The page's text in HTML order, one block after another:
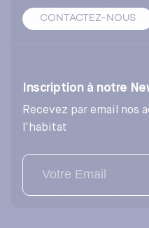
CONTACTEZ-NOUS
Inscription à notre
Recevez par email nos
l'habitat